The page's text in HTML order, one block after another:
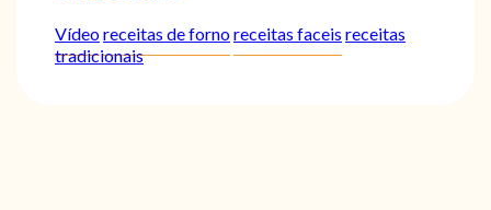
Vídeoreceitas de fornoreceitas faceis receitas
tradicionais